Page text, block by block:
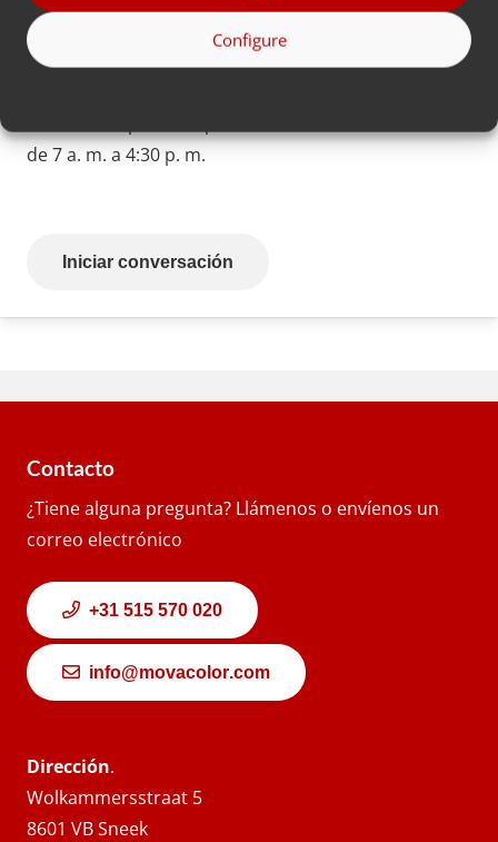
Configure
Encontrar un distribuidor
de 7 a. m. a 4:30 p. m.
Iniciar conversación
Contacto
¿Tiene alguna pregunta? Llámenos o envíenos un
correo electrónico
+31 515 570 020
info@movacolor.com
Dirección.
Wolkammersstraat 5
8601 VB Sneek